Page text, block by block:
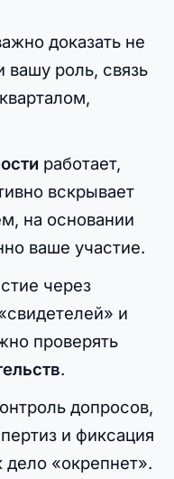
доказать не
вашу роль, связь
работает,
вскрывает
на основании
ваше участие.
через
и
проверять
.
допросов,
и фиксация
дело «окрепнет».